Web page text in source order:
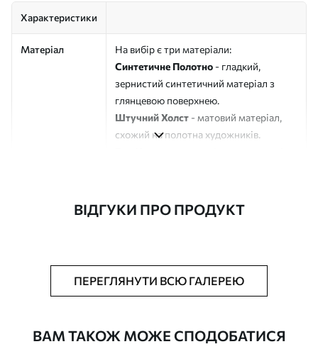
Характеристики
Матеріал
На вибір є три матеріали:
Синтетичне Полотно - гладкий,
зернистий синтетичний матеріал з
глянцевою поверхнею.
Штучний Холст - матовий матеріал,
схожий на полотна художників.
Додатково Можна додати лакове покриття.
ВІДГУКИ ПРО ПРОДУКТ
ПЕРЕГЛЯНУТИ ВСЮ ГАЛЕРЕЮ
ВАМ ТАКОЖ МОЖЕ СПОДОБАТИСЯ